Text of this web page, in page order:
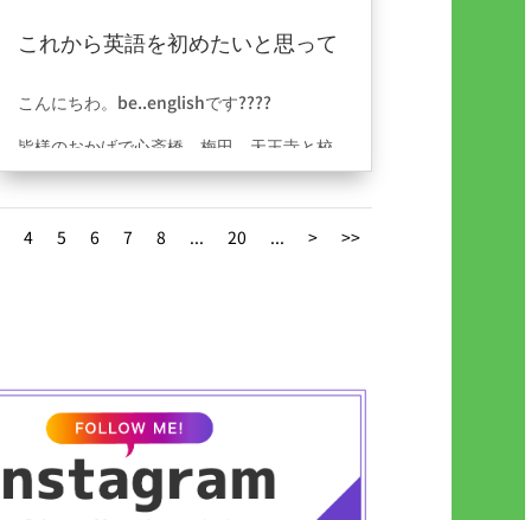
これから英語を初めたいと思って
る皆様へ。
こんにちわ。be..englishです????
皆様のおかげで心斎橋、梅田、天王寺と校
舎を増やす事が出来ました。私たちが日頃
言語に対して苦手意識や、どうせ私には覚
4 5 6 7 8 ... 20 ... > >>